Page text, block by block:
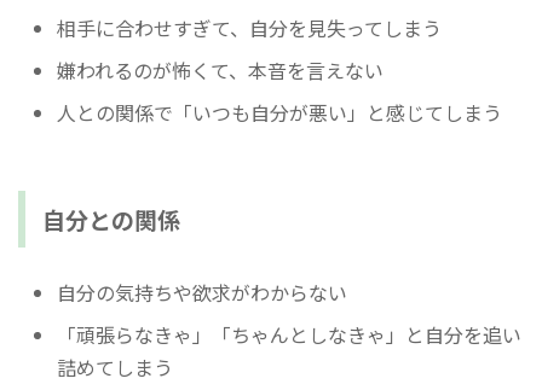
相手に合わせすぎて、自分を見失ってしまう
嫌われるのが怖くて、本音を言えない
人との関係で「いつも自分が悪い」と感じてしまう
自分との関係
自分の気持ちや欲求がわからない
「頑張らなきゃ」「ちゃんとしなきゃ」と自分を追い
詰めてしまう